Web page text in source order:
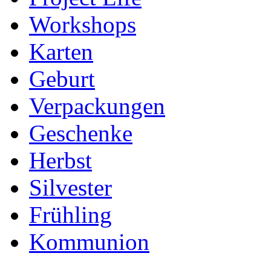
Workshops
Karten
Geburt
Verpackungen
Geschenke
Herbst
Silvester
Frühling
Kommunion